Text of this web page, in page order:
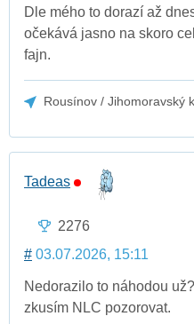
Dle mého to dorazí až
očekává jasno na skoro
fajn.
Rousínov / Jihomoravský
Tadeas
2276
# 03.07.2026, 15:11
Nedorazilo to náhodou
zkusím NLC pozorovat.